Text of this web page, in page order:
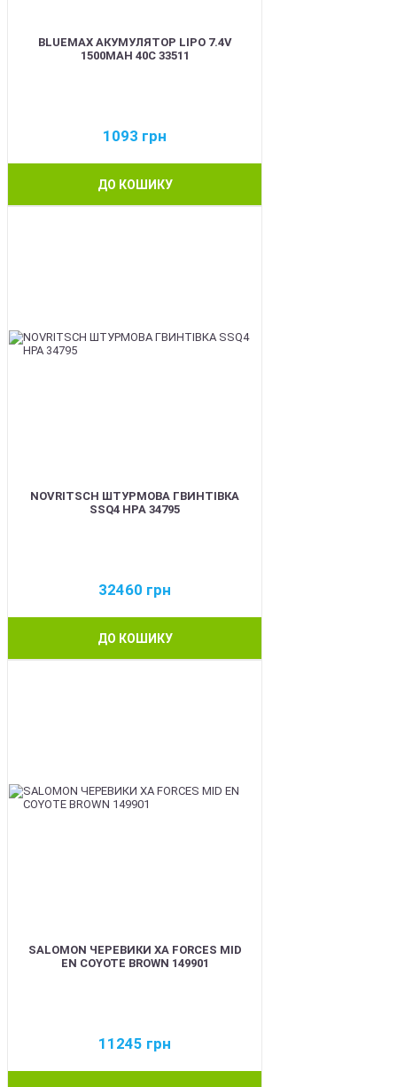
BLUEMAX АКУМУЛЯТОР LIPO 7.4V
1500MAH 40C 33511
1093 грн
ДО КОШИКУ
NOVRITSCH ШТУРМОВА ГВИНТІВКА
SSQ4 HPA 34795
32460 грн
ДО КОШИКУ
SALOMON ЧЕРЕВИКИ XA FORCES MID
EN COYOTE BROWN 149901
11245 грн